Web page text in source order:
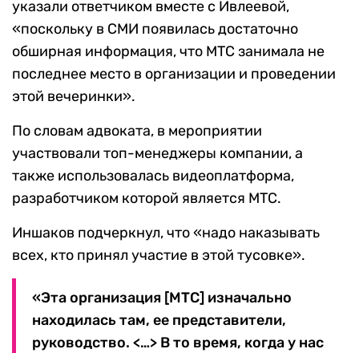
указали ответчиком вместе с Ивлеевой,
«поскольку в СМИ появилась достаточно
обширная информация, что МТС занимала не
последнее место в организации и проведении
этой вечеринки».
По словам адвоката, в мероприятии
участвовали топ-менеджеры компании, а
также использовалась видеоплатформа,
разработчиком которой является МТС.
Иншаков подчеркнул, что «надо наказывать
всех, кто принял участие в этой тусовке».
«Эта организация [МТС] изначально
находилась там, ее представители,
руководство. <…> В то время, когда у нас